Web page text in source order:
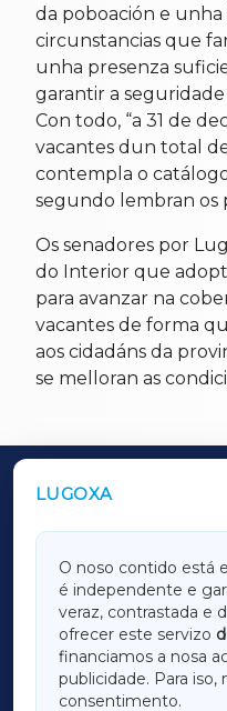
da poboación e
circunstancias que
unha presenza
garantir a seguridade
Con todo, “a 31 de
vacantes dun total
contempla o
segundo lembran os
Os senadores por
do Interior que
para avanzar na
vacantes de forma
aos cidadáns da
se melloran as
LUGOXA
O noso contido está
é independente e
veraz, contrastada e
ofrecer este servizo
financiamos a nosa
publicidade. Para
consentimento.
OUTROS